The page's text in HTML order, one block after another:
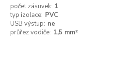
počet zásuvek: 1
typ izolace: PVC
USB výstup: ne
průřez vodiče: 1,5 mm²